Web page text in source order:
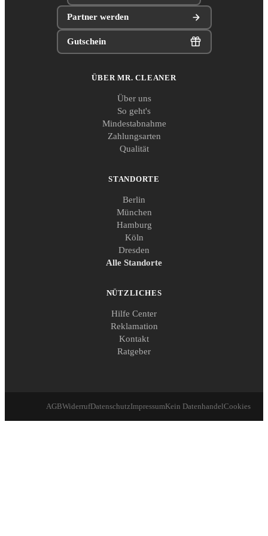
Partner werden
Gutschein
ÜBER MR. CLEANER
Über uns
So geht's
Mindestabnahme
Zahlungsarten
Qualität
STANDORTE
Berlin
München
Hamburg
Köln
Dresden
Alle Standorte
NÜTZLICHES
Hilfe Center
Reklamation
Kontakt
Ratgeber
AGBWiderrufDatenschutzImpressumKein DatenhandelCookies